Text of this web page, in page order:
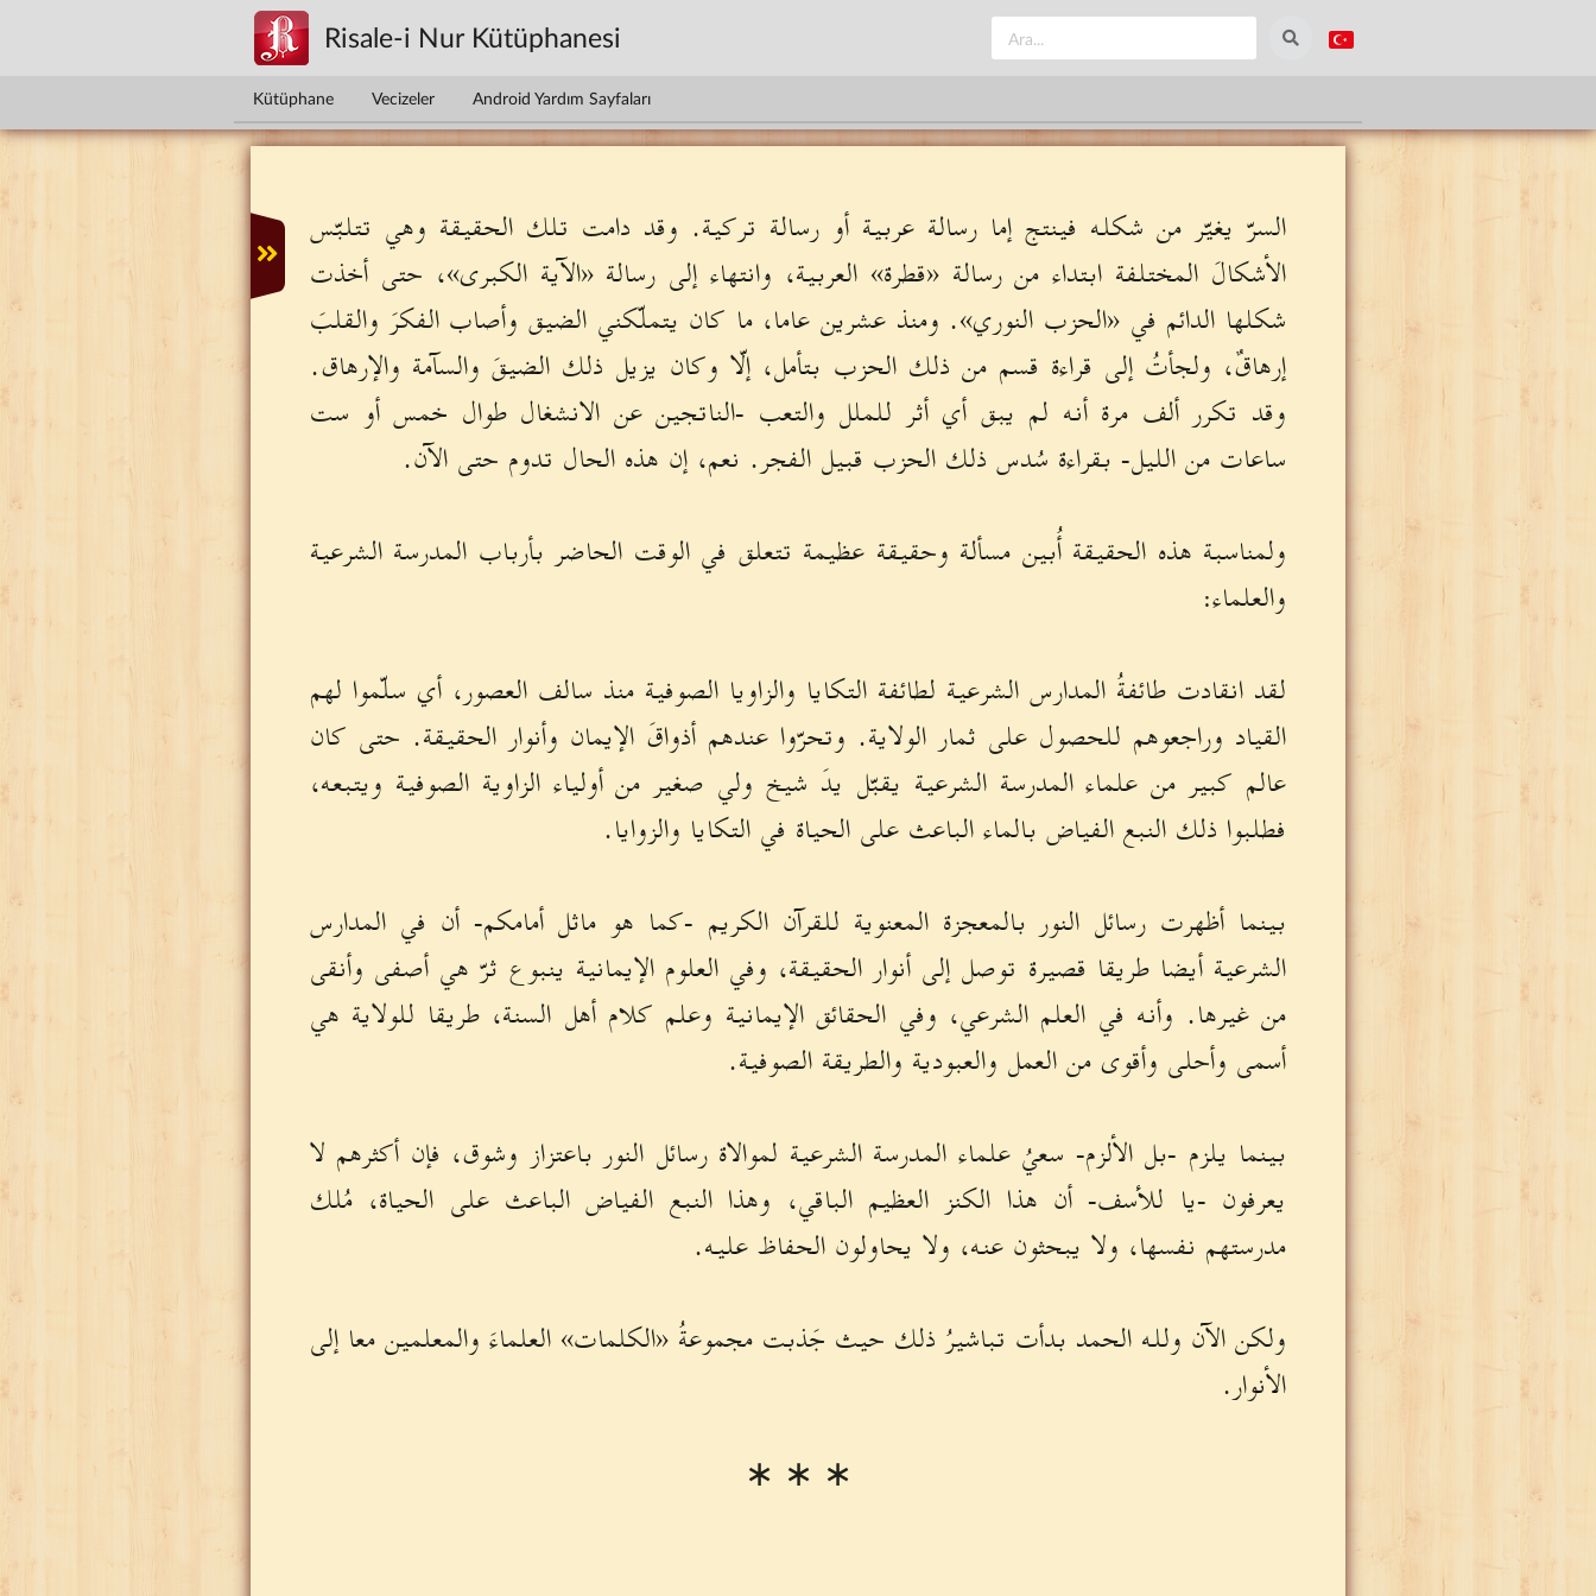
Risale-i Nur Kütüphanesi
Kütüphane Vecizeler Android Yardım Sayfaları
السرّ يغيّر من شكله فينتج إما رسالة عربية أو رسالة تركية. وقد دامت تلك الحقيقة وهي تتلبّس
الأشكالَ المختلفة ابتداء من رسالة «قطرة» العربية، وانتهاء إلى رسالة «الآية الكبرى»، حتى أخذت
شكلها الدائم في «الحزب النوري». ومنذ عشرين عاما، ما كان يتملّكني الضيق وأصاب الفكرَ والقلبَ
إرهاقٌ، ولجأتُ إلى قراءة قسم من ذلك الحزب بتأمل، إلّا وكان يزيل ذلك الضيقَ والسآمة والإرهاق.
وقد تكرر ألف مرة أنه لم يبق أي أثر للملل والتعب -الناتجين عن الانشغال طوال خمس أو ست
ساعات من الليل- بقراءة سُدس ذلك الحزب قبيل الفجر. نعم، إن هذه الحال تدوم حتى الآن.
ولمناسبة هذه الحقيقة أُبين مسألة وحقيقة عظيمة تتعلق في الوقت الحاضر بأرباب المدرسة الشرعية
والعلماء:
لقد انقادت طائفةُ المدارس الشرعية لطائفة التكايا والزاويا الصوفية منذ سالف العصور، أي سلّموا لهم
القياد وراجعوهم للحصول على ثمار الولاية. وتحرّوا عندهم أذواقَ الإيمان وأنوار الحقيقة. حتى كان
عالم كبير من علماء المدرسة الشرعية يقبّل يدَ شيخ ولي صغير من أولياء الزاوية الصوفية ويتبعه،
فطلبوا ذلك النبع الفياض بالماء الباعث على الحياة في التكايا والزوايا.
بينما أظهرت رسائل النور بالمعجزة المعنوية للقرآن الكريم -كما هو ماثل أمامكم- أن في المدارس
الشرعية أيضا طريقا قصيرة توصل إلى أنوار الحقيقة، وفي العلوم الإيمانية ينبوع ثرّ هي أصفى وأنقى
من غيرها. وأنه في العلم الشرعي، وفي الحقائق الإيمانية وعلم كلام أهل السنة، طريقا للولاية هي
أسمى وأحلى وأقوى من العمل والعبودية والطريقة الصوفية.
بينما يلزم -بل الألزم- سعيُ علماء المدرسة الشرعية لموالاة رسائل النور باعتزاز وشوق، فإن أكثرهم لا
يعرفون -يا للأسف- أن هذا الكنز العظيم الباقي، وهذا النبع الفياض الباعث على الحياة، مُلك
مدرستهم نفسها، ولا يبحثون عنه، ولا يحاولون الحفاظ عليه.
ولكن الآن ولله الحمد بدأت تباشيرُ ذلك حيث جَذبت مجموعةُ «الكلمات» العلماءَ والمعلمين معا إلى
الأنوار.
∗ ∗ ∗